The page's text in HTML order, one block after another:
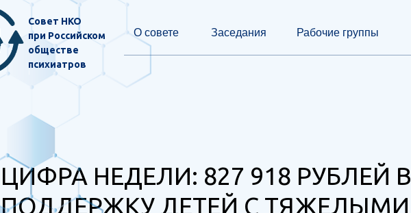
О совете Заседания Рабочие группы
Совет НКО
при Российском
обществе
психиатров
ЦИФРА НЕДЕЛИ: 827 918 РУБЛЕЙ В
ПОДДЕРЖКУ ДЕТЕЙ С ТЯЖЕЛЫМИ